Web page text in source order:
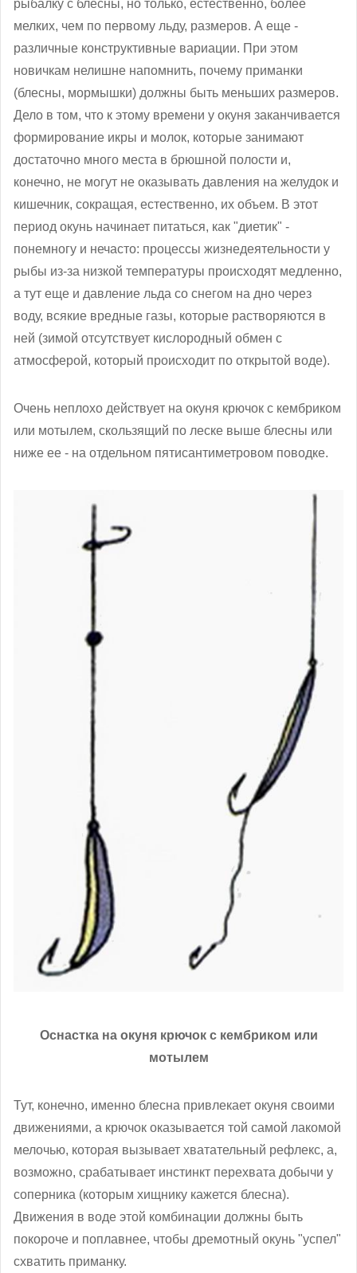
рыбалку с блесны, но только, естественно, более
мелких, чем по первому льду, размеров. А еще -
различные конструктивные вариации. При этом
новичкам нелишне напомнить, почему приманки
(блесны, мормышки) должны быть меньших размеров.
Дело в том, что к этому времени у окуня заканчивается
формирование икры и молок, которые занимают
достаточно много места в брюшной полости и,
конечно, не могут не оказывать давления на желудок и
кишечник, сокращая, естественно, их объем. В этот
период окунь начинает питаться, как "диетик" -
понемногу и нечасто: процессы жизнедеятельности у
рыбы из-за низкой температуры происходят медленно,
а тут еще и давление льда со снегом на дно через
воду, всякие вредные газы, которые растворяются в
ней (зимой отсутствует кислородный обмен с
атмосферой, который происходит по открытой воде).
Очень неплохо действует на окуня крючок с кембриком
или мотылем, скользящий по леске выше блесны или
ниже ее - на отдельном пятисантиметровом поводке.
Оснастка на окуня крючок с кембриком или
мотылем
Тут, конечно, именно блесна привлекает окуня своими
движениями, а крючок оказывается той самой лакомой
мелочью, которая вызывает хватательный рефлекс, а,
возможно, срабатывает инстинкт перехвата добычи у
соперника (которым хищнику кажется блесна).
Движения в воде этой комбинации должны быть
покороче и поплавнее, чтобы дремотный окунь "успел"
схватить приманку.